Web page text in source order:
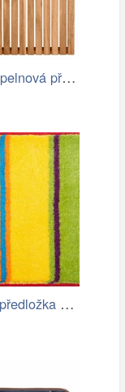
Dřevěná koupelnová předložka, akatové…
Koupelnová předložka SUMMERTIME